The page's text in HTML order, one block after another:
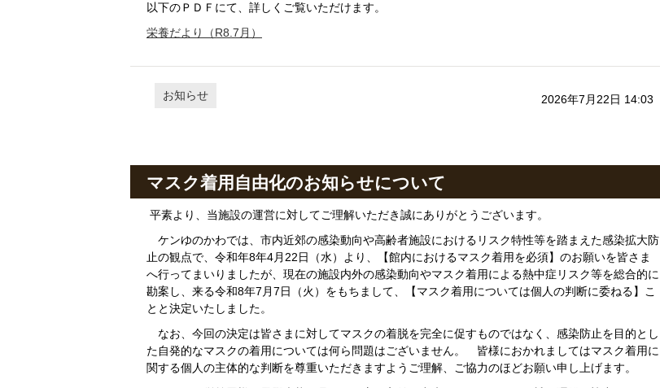
以下のＰＤＦにて、詳しくご覧いただけます。
栄養だより（R8.7月）
お知らせ 2026年7月22日 14:03
マスク着用自由化のお知らせについて
平素より、当施設の運営に対してご理解いただき誠にありがとうございます。
ケンゆのかわでは、市内近郊の感染動向や高齢者施設におけるリスク特性等を踏まえた感染拡大防
止の観点で、令和年8年4月22日（水）より、【館内におけるマスク着用を必須】のお願いを皆さま
へ行ってまいりましたが、現在の施設内外の感染動向やマスク着用による熱中症リスク等を総合的に
勘案し、来る令和8年7月7日（火）をもちまして、【マスク着用については個人の判断に委ねる】こ
とと決定いたしました。
なお、今回の決定は皆さまに対してマスクの着脱を完全に促すものではなく、感染防止を目的とし
た自発的なマスクの着用については何ら問題はございません。 皆様におかれましてはマスク着用に
関する個人の主体的な判断を尊重いただきますようご理解、ご協力のほどお願い申し上げます。